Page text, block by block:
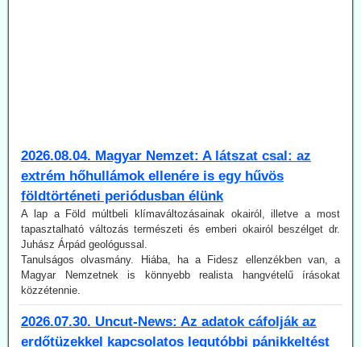
extrém hőhullámok ellenére is egy hűvös
földtörténeti periódusban élünk
A lap a Föld múltbeli klímaváltozásainak okairól, illetve a most
tapasztalható változás természeti és emberi okairól beszélget dr.
Juhász Árpád geológussal.
Tanulságos olvasmány. Hiába, ha a Fidesz ellenzékben van, a
Magyar Nemzetnek is könnyebb realista hangvételű írásokat
közzétennie.
2026.07.30. Uncut-News: Az adatok cáfolják az
erdőtüzekkel kapcsolatos legutóbbi pánikkeltést
A klímarögeszme felé elkötelezett média (vagyis a főáramú média